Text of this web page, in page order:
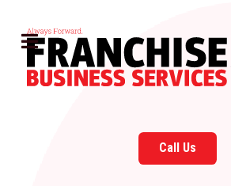
Call Us